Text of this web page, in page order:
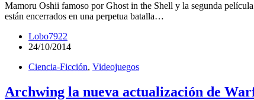
Mamoru Oshii famoso por Ghost in the Shell y la segunda
están encerrados en una perpetua batalla…
Lobo7922
24/10/2014
Ciencia-Ficción, Videojuegos
Archwing la nueva actualización de